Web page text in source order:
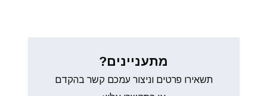
מתעניינים?
תשאירו פרטים וניצור עמכם קשר בהקדם